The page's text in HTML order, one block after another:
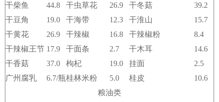
干柴鱼
44.8 干虫草花 26.9 干冬菇
39.2
干豆角
19.0 干海带 12.3 干淮山
15.7
干黄花
26.9 干辣椒 16.8 干辣椒粉
8.4
干辣椒王节 17.9 干面条 2.7 干木耳
14.6
干香菇
37.0 枸杞 19.0 挂面
2.5
广州腐乳
6.7/瓶桂林米粉 5.0 桂皮
10.6
粮油类